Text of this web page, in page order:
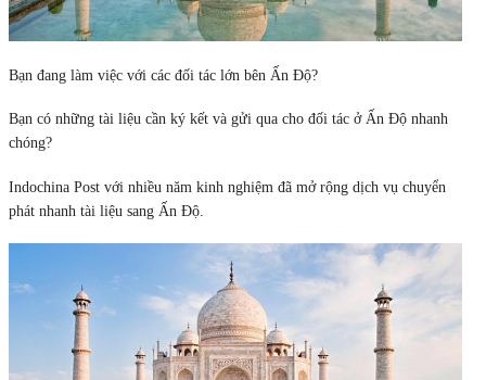
Bạn đang làm việc với các đối tác lớn bên Ấn Độ?
Bạn có những tài liệu cần ký kết và gửi qua cho đối tác ở Ấn Độ nhanh
chóng?
Indochina Post với nhiều năm kinh nghiệm đã mở rộng dịch vụ chuyển
phát nhanh tài liệu sang Ấn Độ.